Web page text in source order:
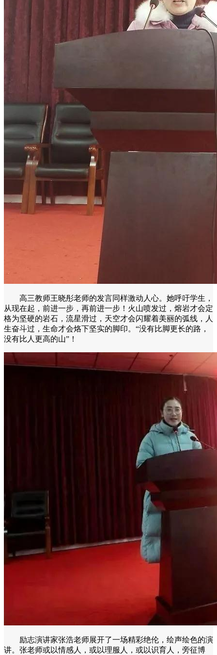
高三教师王晓彤老师的发言同样激动人心。她呼吁学生，
从现在起，前进一步，再前进一步！火山喷发过，熔岩才会定
格为坚硬的岩石，流星滑过，天空才会闪耀着美丽的弧线，人
生奋斗过，生命才会烙下坚实的脚印。“没有比脚更长的路，
没有比人更高的山”！
励志演讲家张浩老师展开了一场精彩绝伦，绘声绘色的演
讲。张老师或以情感人，或以理服人，或以识育人，旁征博